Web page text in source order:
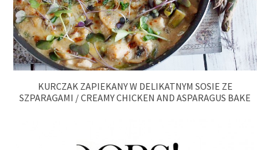
KURCZAK ZAPIEKANY W DELIKATNYM SOSIE ZE
SZPARAGAMI / CREAMY CHICKEN AND ASPARAGUS BAKE